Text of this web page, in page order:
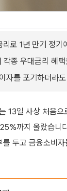
로 1년 만기 정기
종 우대금리 혜
자를 포기하더라
13일 사상 처음으
까지 올랐습니
두고 금융소비